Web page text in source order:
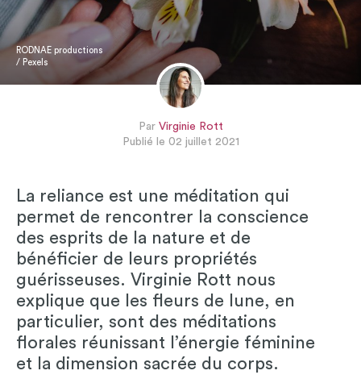
RODNAE productions
/ Pexels
Par Virginie Rott
Publié le 02 juillet 2021
La reliance est une méditation qui
permet de rencontrer la conscience
des esprits de la nature et de
bénéficier de leurs propriétés
guérisseuses. Virginie Rott nous
explique que les fleurs de lune, en
particulier, sont des méditations
florales réunissant l’énergie féminine
et la dimension sacrée du corps.